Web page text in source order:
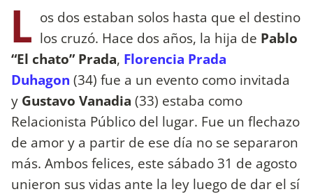
L os dos estaban solos hasta que el destino
los cruzó. Hace dos años, la hija de Pablo
“El chato” Prada, Florencia Prada
Duhagon (34) fue a un evento como invitada
y Gustavo Vanadia (33) estaba como
Relacionista Público del lugar. Fue un flechazo
de amor y a partir de ese día no se separaron
más. Ambos felices, este sábado 31 de agosto
unieron sus vidas ante la ley luego de dar el sí